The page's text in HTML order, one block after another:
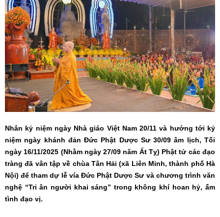
Nhân kỷ niệm ngày Nhà giáo Việt Nam 20/11 và hướng tới kỷ
niệm ngày khánh đản Đức Phật Dược Sư 30/09 âm lịch, Tối
ngày 16/11/2025 (Nhằm ngày 27/09 năm Ất Tỵ) Phật tử các đạo
tràng đã vân tập về chùa Tân Hải (xã Liên Minh, thành phố Hà
Nội) để tham dự lễ vía Đức Phật Dược Sư và chương trình văn
nghệ “Tri ân người khai sáng” trong không khí hoan hỷ, ấm
tình đạo vị.